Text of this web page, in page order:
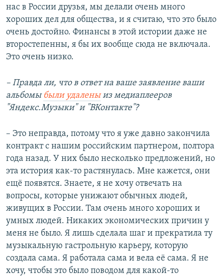
нас в России друзья, мы делали очень много
хороших дел для общества, и я считаю, что это было
очень достойно. Финансы в этой истории даже не
второстепенны, я бы их вообще сюда не включала.
Это очень низко.
– Правда ли, что в ответ на ваше заявление ваши
альбомы были удаленыиз медиаплееров
"Яндекс.Музыки" и "ВКонтакте"?
– Это неправда, потому что я уже давно закончила
контракт с нашим российским партнером, полтора
года назад. У них было несколько предложений, но
эта история как-то растянулась. Мне кажется, они
ещё появятся. Знаете, я не хочу отвечать на
вопросы, которые унижают обычных людей,
живущих в России. Там очень много хороших и
умных людей. Никаких экономических причин у
меня не было. Я лишь сделала шаг и прекратила ту
музыкальную гастрольную карьеру, которую
создала сама. Я работала сама и вела её сама. Я не
хочу, чтобы это было поводом для какой-то